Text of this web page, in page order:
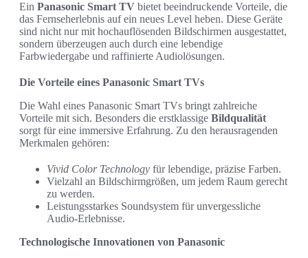
Ein Panasonic Smart TV bietet beeindruckende Vorteile, die
das Fernseherlebnis auf ein neues Level heben. Diese Geräte
sind nicht nur mit hochauflösenden Bildschirmen ausgestattet,
sondern überzeugen auch durch eine lebendige
Farbwiedergabe und raffinierte Audiolösungen.
Die Vorteile eines Panasonic Smart TVs
Die Wahl eines Panasonic Smart TVs bringt zahlreiche
Vorteile mit sich. Besonders die erstklassige Bildqualität
sorgt für eine immersive Erfahrung. Zu den herausragenden
Merkmalen gehören:
Vivid Color Technology für lebendige, präzise Farben.
Vielzahl an Bildschirmgrößen, um jedem Raum gerecht
zu werden.
Leistungsstarkes Soundsystem für unvergessliche
Audio-Erlebnisse.
Technologische Innovationen von Panasonic